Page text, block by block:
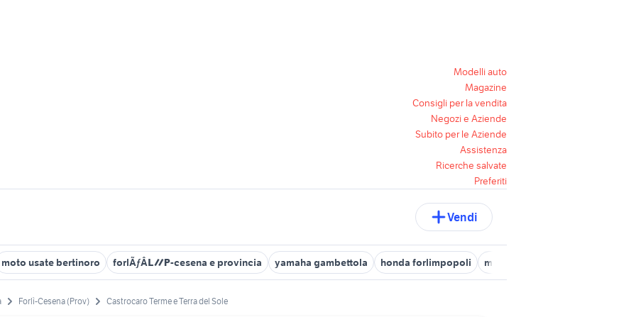
Modelli auto
Magazine
Consigli per la vendita
Negozi e Aziende
Subito per le Aziende
Assistenza
Ricerche salvate
Preferiti
Vendi
moto usate bertinoro forlÃƒÂ¬-cesena e provincia yamaha gambettola honda forlimpopoli moto usate longiano
Forlì-Cesena (Prov) Castrocaro Terme e Terra del Sole